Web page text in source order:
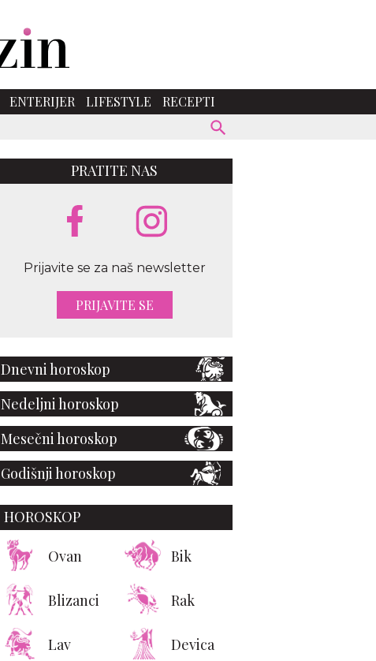
ENTERIJER LIFESTYLE
RECEPTI
PRATITE NAS
Prijavite se za naš newsletter
PRIJAVITE SE
Dnevni horoskop
Nedeljni horoskop
Mesečni horoskop
Godišnji horoskop
HOROSKOP
Ovan Bik
Blizanci Rak
Lav Devica